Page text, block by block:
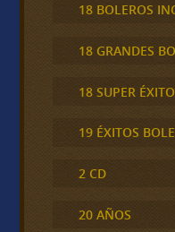
18 BOLEROS
18 GRANDES
18 SUPER
19 ÉXITOS
2 CD
20 AÑOS